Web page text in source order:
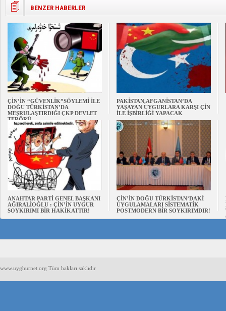
BENZER HABERLER
ÇİN’İN “GÜVENLİK”SÖYLEMİ İLE
DOĞU TÜRKİSTAN’DA
MEŞRULAŞTIRDIĞI ÇKP DEVLET
TERÖRÜ
PAKİSTAN,AFGANİSTAN’DA
YAŞAYAN UYGURLARA KARŞI ÇİN
İLE İŞBİRLİĞİ YAPACAK
ANAHTAR PARTİ GENEL BAŞKANI
AĞIRALİOĞLU : ÇİN’İN UYGUR
SOYKIRIMI BİR HAKİKATTIR!
ÇİN’İN DOĞU TÜRKİSTAN’DAKİ
UYGULAMALARI SİSTEMATİK
POSTMODERN BİR SOYKIRIMDIR!
www.uyghurnet.org Tüm hakları saklıdır